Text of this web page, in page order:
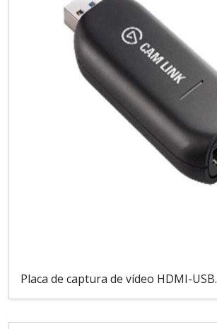
Placa de captura de vídeo HDMI-USB.